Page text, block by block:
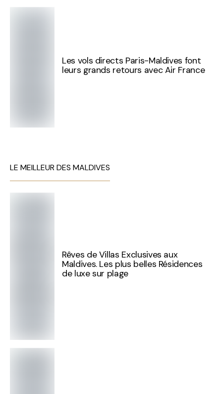
Les vols directs Paris-Maldives font
leurs grands retours avec Air France
LE MEILLEUR DES MALDIVES
Rêves de Villas Exclusives aux
Maldives. Les plus belles Résidences
de luxe sur plage